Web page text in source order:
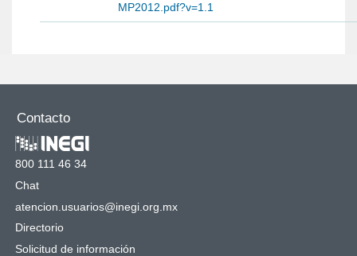
MP2012.pdf?v=1.1
Contacto
800 111 46 34
Chat
atencion.usuarios@inegi.org.mx
Directorio
Solicitud de información